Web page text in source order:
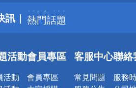
訊
得獎公告
熱門話題
銀行優惠
詐騙網頁！請小心！
活動
活動
會員專區
會員專區
客服中心
常見問題
聯絡
服務